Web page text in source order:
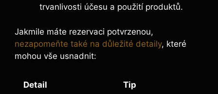
trvanlivosti účesu a použití produktů.
Jakmile máte rezervaci potvrzenou,
nezapomeňte také na důležité detaily, které
mohou vše usnadnit:
Detail Tip